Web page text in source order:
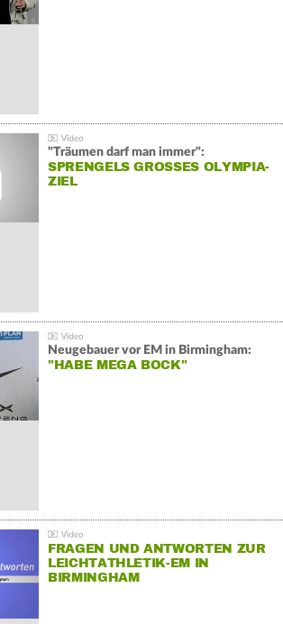
"Träumen darf man immer":
SPRENGELS GROSSES OLYMPIA-Z
IEL
Neugebauer vor EM in Birmingham:
"HABE MEGA BOCK"
FRAGEN UND ANTWORTEN ZUR
LEICHTATHLETIK-EM IN
BIRMINGHAM